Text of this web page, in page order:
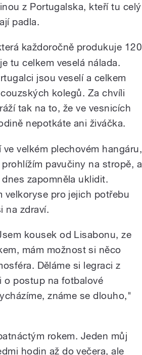
z Portugalska, kteří tu celý
padla.
každoročně produkuje 120
tu celkem veselá nálada.
jsou veselí a celkem
kolegů. Za chvíli
tak na to, že ve vesnicích
nepotkáte ani živáčka.
velkém plechovém hangáru,
pavučiny na stropě, a
zapomněla uklidit.
velkoryse pro jejich potřebu
na zdraví.
kousek od Lisabonu, ze
mám možnost si něco
Děláme si legraci z
o postup na fotbalové
známe se dlouho,"
rokem. Jeden můj
hodin až do večera, ale